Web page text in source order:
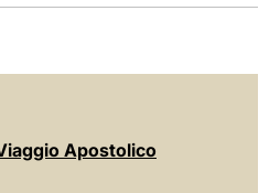
Apostolico